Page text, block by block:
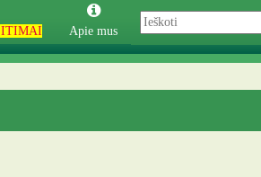
Apie mus